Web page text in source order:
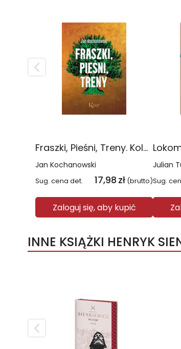
Fraszki, Pieśni, Treny. Kolorowa klasyka
Jan Kochanowski
Sug. cena det. 17,98 zł (brutto)
Zaloguj się, aby kupić
Julian
Sug.
INNE KSIĄŻKI HENRYK